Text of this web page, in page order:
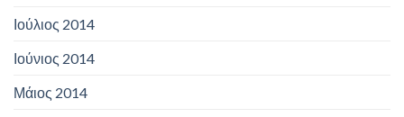
Ιούλιος 2014
Ιούνιος 2014
Μάιος 2014